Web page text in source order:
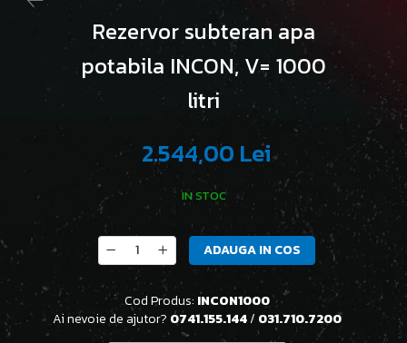
Rezervor subteran apa
potabila INCON, V= 1000
litri
2.544,00 Lei
IN STOC
ADAUGA IN COS
Cod Produs: INCON1000
Ai nevoie de ajutor? 0741.155.144/ 031.710.7200